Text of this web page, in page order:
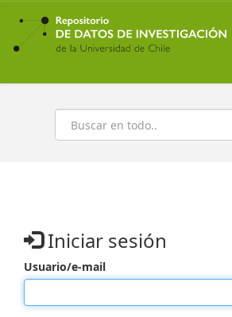
Ir
contenido
principal
Buscar
Iniciar sesión
Usuario/e-mail